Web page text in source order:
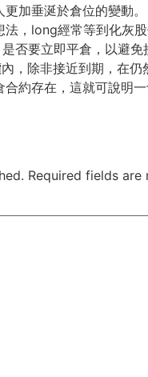
加垂涎於倉位的變動。
，long經常等到化灰
否要立即平倉，以避免
，除非接近到期，在
約存在，這就可說明一
Required fields are